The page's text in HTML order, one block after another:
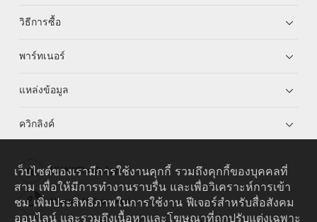
วิธีการซื้อ
พาร์ทเนอร์
แหล่งข้อมูล
ควิกลิงค์
HUAWEI eKit App
Huawei HiKnow App
เว็บไซต์ของเรามีการใช้งานคุกกี้ รวมถึงคุกกี้ของบุคคลที่
สาม เพื่อให้มีการทำงานราบรื่น และเพื่อวิเคราะห์การเข้า
ชม เพิ่มประสิทธิภาพในการใช้งาน ฟีเจอร์สำหรับสื่อสังคม
ออนไลน์ และรวมถึงเนื้อหาและโฆษณาที่ถูกปรับแต่งเฉพาะ